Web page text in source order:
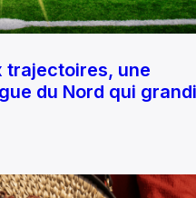
trajectoires, une
du Nord qui